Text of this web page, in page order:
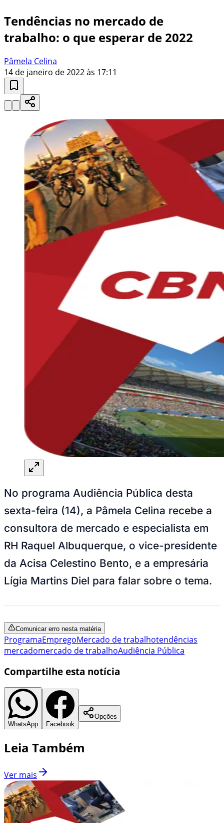
Tendências no mercado de
trabalho: o que esperar de 2022
Pâmela Celina
14 de janeiro de 2022 às 17:11
No programa Audiência Pública desta
sexta-feira (14), a Pâmela Celina recebe a
consultora de mercado e especialista em
RH Raquel Albuquerque, o vice-presidente
da Acisa Celestino Bento, e a empresária
Lígia Martins Diel para falar sobre o tema.
Comunicar erro nesta matéria
ProgramaEmpregoMercado de trabalhotendências
mercadomercado de trabalhoAudiência Pública
Compartilhe esta notícia
WhatsApp Facebook
Opções
Leia Também
Ver mais